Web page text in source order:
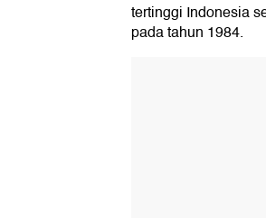
tertinggi Indonesia
pada tahun 1984.